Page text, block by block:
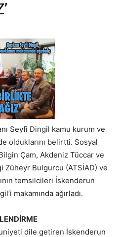
Seyfi Dingil kamu kurum ve
olduklarını belirtti. Sosyal
Çam, Akdeniz Tüccar ve
Züheyr Bulgurcu (ATSİAD) ve
temsilcileri İskenderun
makamında ağırladı.
dile getiren İskenderun